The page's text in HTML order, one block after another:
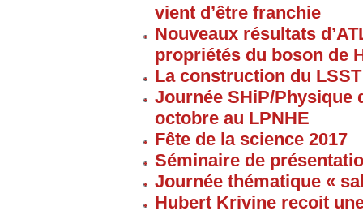
vient d’être franchie
Nouveaux résultats
propriétés du boson de
La construction du
Journée SHiP/Physique
octobre au LPNHE
Fête de la science 2017
Séminaire de
Journée thématique «
Hubert Krivine recoit